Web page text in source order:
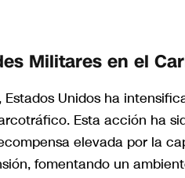
Militares en el
Unidos ha
Esta acción ha
elevada por la
fomentando un